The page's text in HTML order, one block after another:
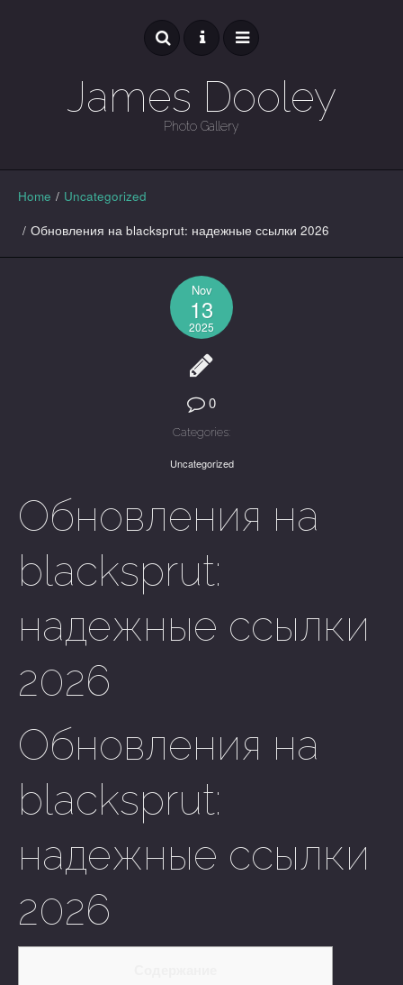
James Dooley
Photo Gallery
GALLERY
Home / Uncategorized
/ Обновления на blacksprut: надежные ссылки 2026
Nov
13
2025
0
Categories:
Uncategorized
Обновления на
blacksprut:
надежные ссылки
2026
Обновления на
blacksprut:
надежные ссылки
2026